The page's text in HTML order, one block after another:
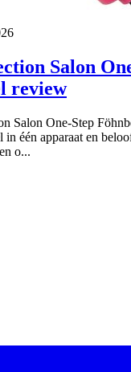
Salon
review
Salon One-Step
in één apparaat en
o...